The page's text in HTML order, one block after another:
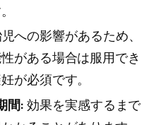
への影響があるため、
がある場合は服用でき
が必須です。
間:効果を実感するまで